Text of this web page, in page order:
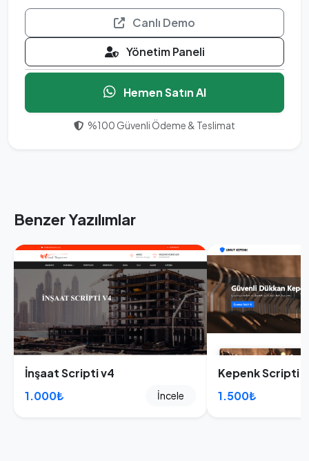
Canlı Demo
Yönetim Paneli
Hemen Satın Al
%100 Güvenli Ödeme & Teslimat
Benzer Yazılımlar
İnşaat Scripti v4
1.000₺
İncele
Kepenk Scripti
1.500₺